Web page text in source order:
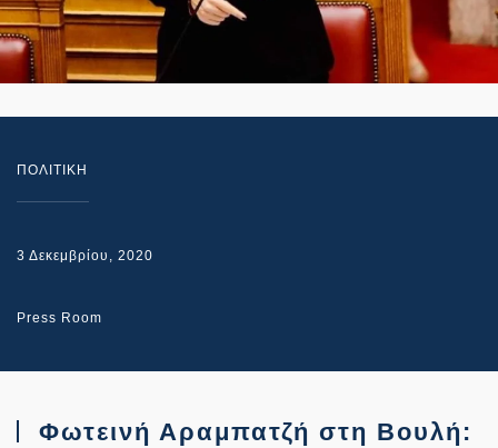
ΠΟΛΙΤΙΚΗ
3 Δεκεμβρίου, 2020
Press Room
Φωτεινή Αραμπατζή στη Βουλή: